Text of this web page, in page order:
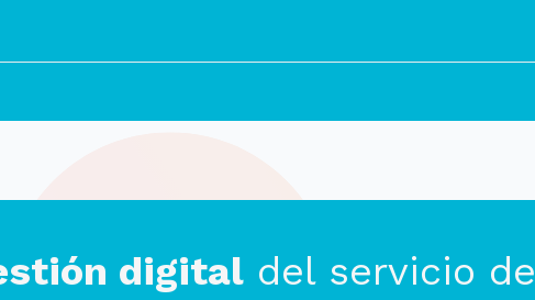
digital del servicio de